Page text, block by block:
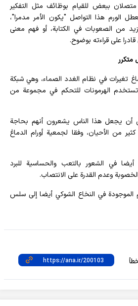
ببعض للقيام بوظائف مثل التفكير
الورم هذا التواصل "يكون الأمر مدمرا"،
من الصعوبات في الكتابة، أو فهم معنى
على قراءته بوضوح.
تغيرات في نظام الغدد الصماء، وهي شبكة
تستخدم الهرمونات للتحكم في مجموعة من
أن يجعل هذا الناس يشعرون أنهم بحاجة
من الأحيان، وفقا لجمعية أورام الدماغ
في الشعور بالتعب والحساسية للبرد
وعدم القدرة على الانتصاب.
الموجودة في النخاع الشوكي أيضا إلى سلس